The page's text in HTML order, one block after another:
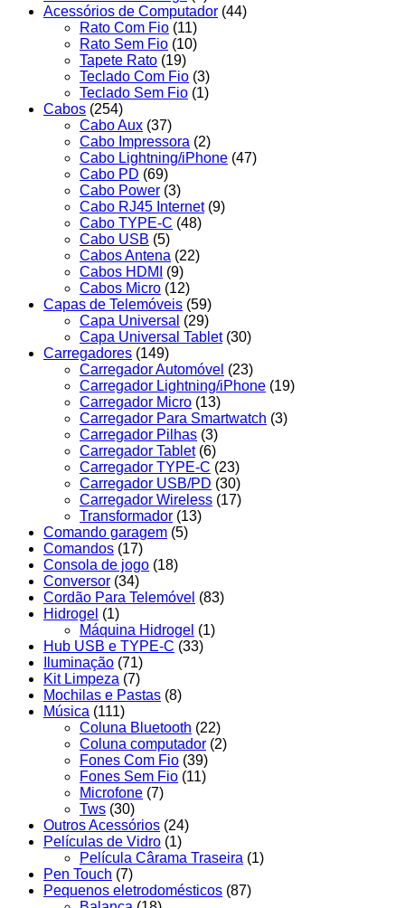
Acessórios de Computador (44)
Rato Com Fio (11)
Rato Sem Fio (10)
Tapete Rato (19)
Teclado Com Fio (3)
Teclado Sem Fio (1)
Cabos (254)
Cabo Aux (37)
Cabo Impressora (2)
Cabo Lightning/iPhone (47)
Cabo PD (69)
Cabo Power (3)
Cabo RJ45 Internet (9)
Cabo TYPE-C (48)
Cabo USB (5)
Cabos Antena (22)
Cabos HDMI
(9)
Cabos Micro (12)
Capas de Telemóveis (59)
Capa Universal (29)
Capa Universal Tablet (30)
Carregadores (149)
Carregador Automóvel (23)
Carregador Lightning/iPhone (19)
Carregador Micro (13)
Carregador Para Smartwatch (3)
Carregador Pilhas (3)
Carregador Tablet (6)
Carregador TYPE-C (23)
Carregador USB/PD (30)
Carregador Wireless (17)
Transformador (13)
Comando garagem (5)
Comandos (17)
Consola de jogo (18)
Conversor (34)
Cordão Para Telemóvel (83)
Hidrogel (1)
Máquina Hidrogel (1)
Hub USB e TYPE-C (33)
Iluminação (71)
Kit Limpeza (7)
Mochilas e Pastas (8)
Música (111)
Coluna Bluetooth (22)
Coluna computador (2)
Fones Com Fio (39)
Fones Sem Fio (11)
Microfone (7)
Tws (30)
Outros Acessórios (24)
Películas de Vidro (1)
Película Cârama Traseira (1)
Pen Touch (7)
Pequenos eletrodomésticos (87)